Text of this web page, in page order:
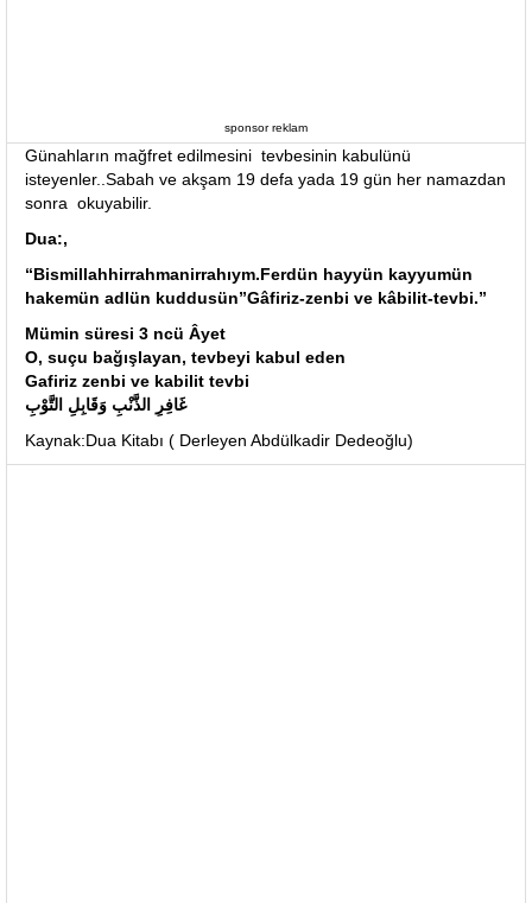
sponsor reklam
Günahların mağfret edilmesini tevbesinin kabulünü
isteyenler..Sabah ve akşam 19 defa yada 19 gün her namazdan
sonra okuyabilir.
Dua:,
“Bismillahhirrahmanirrahıym.Ferdün hayyün kayyumün
hakemün adlün kuddusün”Gâfiriz-zenbi ve kâbilit-tevbi.”
Mümin süresi 3 ncü Âyet
O, suçu bağışlayan, tevbeyi kabul eden
Gafiriz zenbi ve kabilit tevbi
غَافِرِ الذَّنْبِ وَقَابِلِ التَّوْبِ
Kaynak:Dua Kitabı ( Derleyen Abdülkadir Dedeoğlu)